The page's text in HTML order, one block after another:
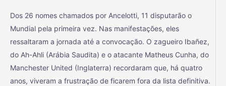
Dos 26 nomes chamados por Ancelotti, 11 disputarão o
Mundial pela primeira vez. Nas manifestações, eles
ressaltaram a jornada até a convocação. O zagueiro Ibañez,
do Ah-Ahli (Arábia Saudita) e o atacante Matheus Cunha, do
Manchester United (Inglaterra) recordaram que, há quatro
anos, viveram a frustração de ficarem fora da lista definitiva.